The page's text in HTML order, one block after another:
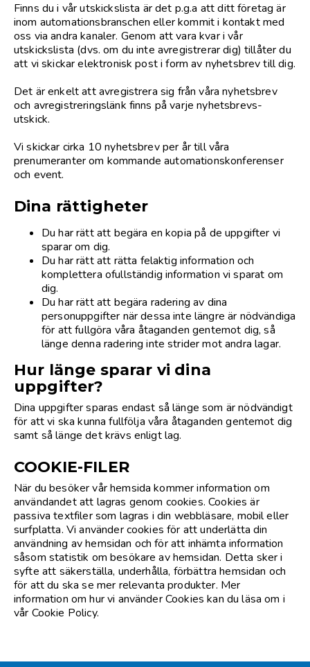
Finns du i vår utskickslista är det p.g.a att ditt företag är
inom automationsbranschen eller kommit i kontakt med
oss via andra kanaler. Genom att vara kvar i vår
utskickslista (dvs. om du inte avregistrerar dig) tillåter du
att vi skickar elektronisk post i form av nyhetsbrev till dig.
Det är enkelt att avregistrera sig från våra nyhetsbrev
och avregistreringslänk finns på varje nyhetsbrevs-
utskick.
Vi skickar cirka 10 nyhetsbrev per år till våra
prenumeranter om kommande automationskonferenser
och event.
Dina rättigheter
Du har rätt att begära en kopia på de uppgifter vi
sparar om dig.
Du har rätt att rätta felaktig information och
komplettera ofullständig information vi sparat om
dig.
Du har rätt att begära radering av dina
personuppgifter när dessa inte längre är nödvändiga
för att fullgöra våra åtaganden gentemot dig, så
länge denna radering inte strider mot andra lagar.
Hur länge sparar vi dina
uppgifter?
Dina uppgifter sparas endast så länge som är nödvändigt
för att vi ska kunna fullfölja våra åtaganden gentemot dig
samt så länge det krävs enligt lag.
COOKIE-FILER
När du besöker vår hemsida kommer information om
användandet att lagras genom cookies. Cookies är
passiva textfiler som lagras i din webbläsare, mobil eller
surfplatta. Vi använder cookies för att underlätta din
användning av hemsidan och för att inhämta information
såsom statistik om besökare av hemsidan. Detta sker i
syfte att säkerställa, underhålla, förbättra hemsidan och
för att du ska se mer relevanta produkter. Mer
information om hur vi använder Cookies kan du läsa om i
vår Cookie Policy.